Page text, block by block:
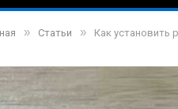
» Статьи » Как установить